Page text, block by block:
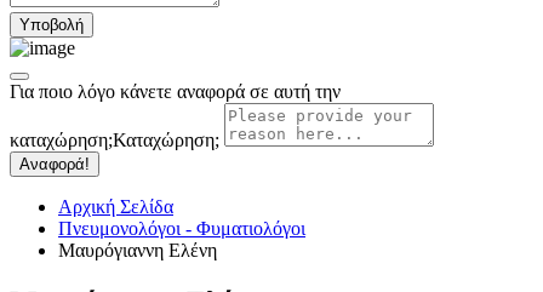
Για ποιο λόγο κάνετε αναφορά σε αυτή την
καταχώρηση;Καταχώρηση;
Αναφορά!
Αρχική Σελίδα
Πνευμονολόγοι - Φυματιολόγοι
Μαυρόγιαννη Ελένη